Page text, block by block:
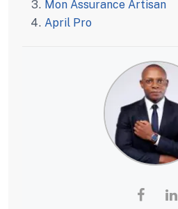
Mon Assurance Artisan
April Pro